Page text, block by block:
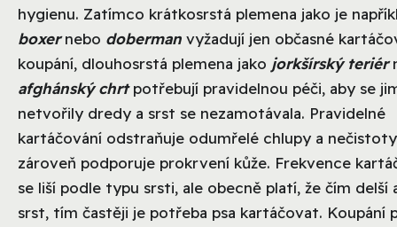
hygienu. Zatímco krátkosrstá plemena jako je
boxernebo doberman vyžadují jen občasné
koupání, dlouhosrstá plemena jako jorkšírský teriér
afghánský chrtpotřebují pravidelnou péči, aby se
netvořily dredy a srst se nezamotávala. Pravidelné
kartáčování odstraňuje odumřelé chlupy a
zároveň podporuje prokrvení kůže. Frekvence
se liší podle typu srsti, ale obecně platí, že čím delší
srst, tím častěji je potřeba psa kartáčovat. Koupání